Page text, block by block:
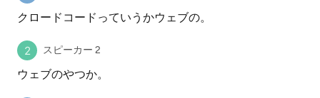
クロードコードっていうかウェブの。
スピーカー 2
ウェブのやつか。